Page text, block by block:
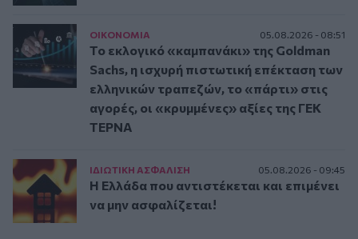
ΟΙΚΟΝΟΜΙΑ 05.08.2026 - 08:51
Το εκλογικό «καμπανάκι» της Goldman
Sachs, η ισχυρή πιστωτική επέκταση των
ελληνικών τραπεζών, το «πάρτι» στις
αγορές, οι «κρυμμένες» αξίες της ΓΕΚ
ΤΕΡΝΑ
ΙΔΙΩΤΙΚΗ ΑΣΦAΛΙΣΗ 05.08.2026 - 09:45
Η Ελλάδα που αντιστέκεται και επιμένει
να μην ασφαλίζεται!